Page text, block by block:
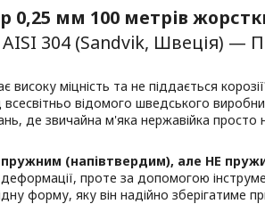
0,25 мм 100 метрів
304 (Sandvik, Швеція) —
міцність та не піддається
всесвітньо відомого шведського
де звичайна м'яка нержавійка просто
(напівтвердим), але НЕ
проте за допомогою
форму, яку він надійно зберігатиме